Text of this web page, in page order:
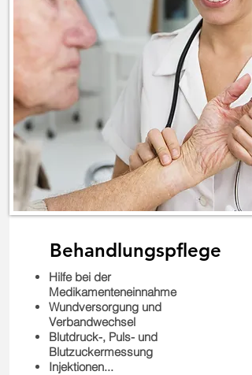
Behandlungspflege
Hilfe bei der
Medikamenteneinnahme
Wundversorgung und
Verbandwechsel
Blutdruck-, Puls- und
Blutzuckermessung
Injektionen...